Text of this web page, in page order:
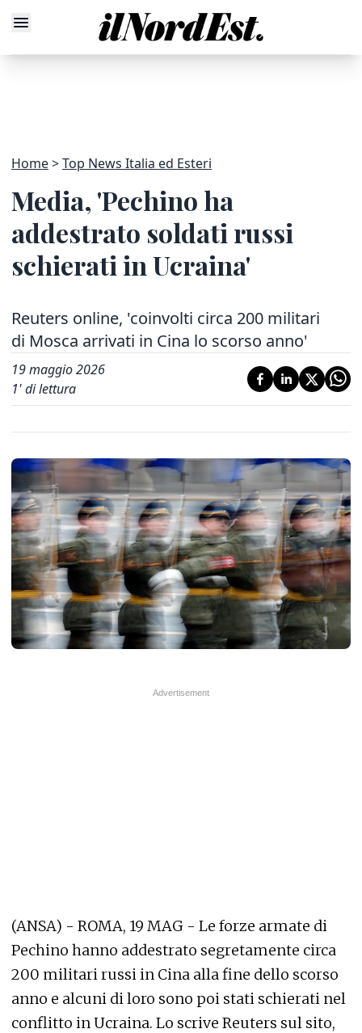
Home Top News Italia ed Esteri
Media, 'Pechino ha
addestrato soldati russi
schierati in Ucraina'
Reuters online, 'coinvolti circa 200 militari
di Mosca arrivati in Cina lo scorso anno'
19 maggio 2026
1' di lettura
(ANSA) - ROMA, 19 MAG - Le forze armate di
Pechino hanno addestrato segretamente circa
200 militari russi in Cina alla fine dello scorso
anno e alcuni di loro sono poi stati schierati nel
conflitto in Ucraina. Lo scrive Reuters sul sito,